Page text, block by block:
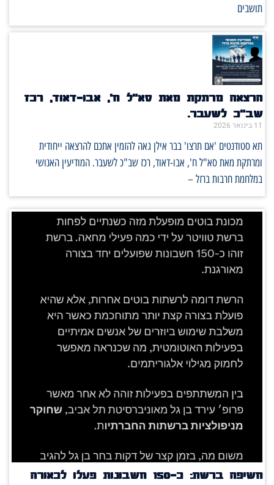
תושבים
הרצאה מרתקת מאת סא"ל ח', אבו-דאוד, רכז
שב"כ לשעבר.
11 בינואר 2026
תא סטודנטים 'אם תרצו' בבר אילן גאה להזמין אתכם להרצאה ייחודית
ומרתקת מאת סא"ל ח', אבו-דאוד, רכז שב"כ לשעבר. המודיעין האנושי
במלחמת חרבות ברזל –
חשיפה ברשת: כ־150 חשבונות פעלו לכאורה